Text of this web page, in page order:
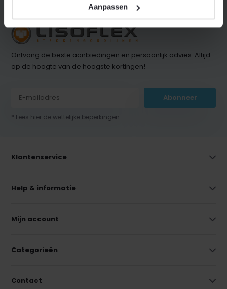
Aanpassen
Ontvang de beste aanbiedingen en persoonlijk advies. Altijd
op de hoogte van de hoogste kortingen!
Abonneer
* Lees hier de wettelijke beperkingen
Klantenservice
Help & informatie
Mijn account
Categorieën
Contact